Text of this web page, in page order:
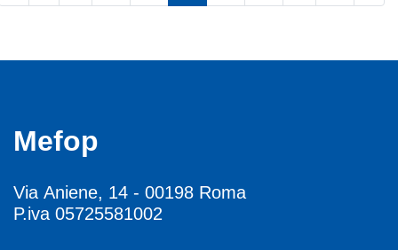
Mefop
Via Aniene, 14 - 00198 Roma
P.iva 05725581002